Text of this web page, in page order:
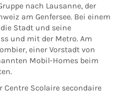
nach Lausanne, der
am Genfersee. Bei einem
Stadt und seine
und mit der Metro. Am
einer Vorstadt von
Mobil-Homes beim
Centre Scolaire secondaire